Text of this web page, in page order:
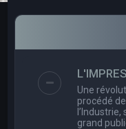
Une
procédé
grand